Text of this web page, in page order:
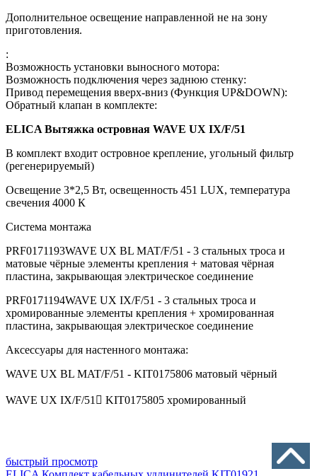
Дополнительное освещение направленной не на зону
приготовления.
:
Возможность установки выносного мотора:
Возможность подключения через заднюю стенку:
Привод перемещения вверх-вниз (Функция UP&DOWN):
Обратный клапан в комплекте:
ELICA Вытяжка островная WAVE UX IX/F/51
В комплект входит островное крепление, угольный фильтр
(регенерируемый)
Освещение 3*2,5 Вт, освещенность 451 LUX, температура
свечения 4000 К
Cистема монтажа
PRF0171193WAVE UX BL MAT/F/51 - 3 стальных троса и
матовые чёрные элементы крепления + матовая чёрная
пластина, закрывающая электрическое соединение
PRF0171194WAVE UX IX/F/51 - 3 стальных троса и
хромированные элементы крепления + хромированная
пластина, закрывающая электрическое соединение
Аксессуары для настенного монтажа:
WAVE UX BL MAT/F/51 - KIT0175806 матовый чёрный
WAVE UX IX/F/51 KIT0175805 хромированный
быстрый просмотр